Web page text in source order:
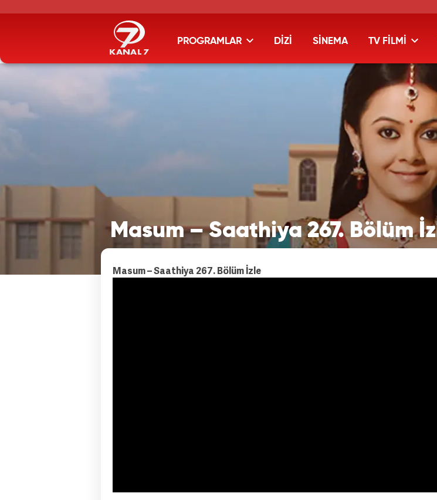
PROGRAMLAR DİZİ SİNEMA TV FİLMİ
Masum – Saathiya 267. Bölüm
Masum – Saathiya 267. Bölüm İzle